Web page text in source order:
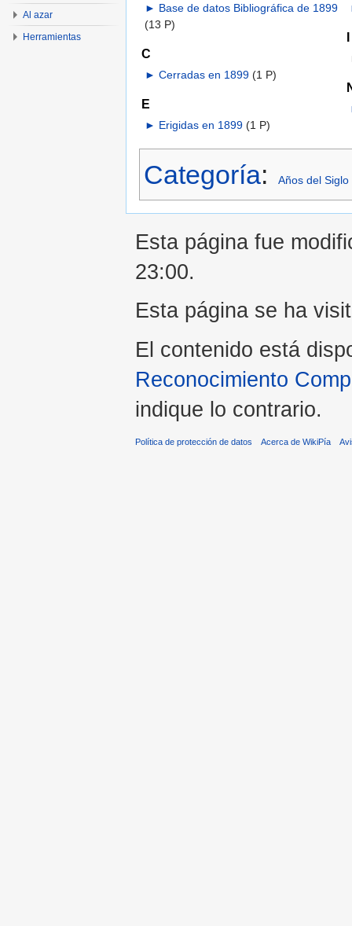
► Base de datos Bibliográfica de 1899
(13 P)
C
► Cerradas en 1899‎ (1 P)
E
► Erigidas en 1899‎ (1 P)
I
Categoría: Años del Siglo
Al azar
Herramientas
Esta página fue
23:00.
Esta página se ha
El contenido está
Reconocimiento
indique lo contrario.
Política de protección de datos Acerca de WikiPía